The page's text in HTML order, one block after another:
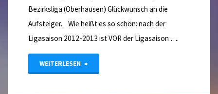
Bezirksliga (Oberhausen) Glückwunsch an die
Aufsteiger.. Wie heißt es so schön: nach der
Ligasaison 2012-2013 ist VOR der Ligasaison ….
WEITERLESEN "Aufstiegsrunden